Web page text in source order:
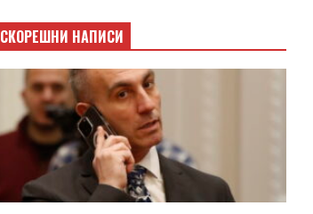
СКОРЕШНИ НАПИСИ